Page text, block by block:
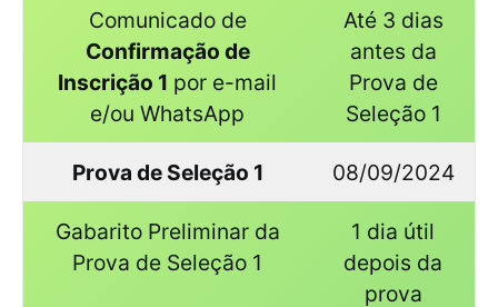
Comunicado de
Confirmação de
Inscrição 1 por e-mail
e/ou WhatsApp
Até 3 dias
antes da
Prova de
Seleção 1
Prova de Seleção 1 08/09/2024
Gabarito Preliminar da
Prova de Seleção 1
1 dia útil
depois da
prova